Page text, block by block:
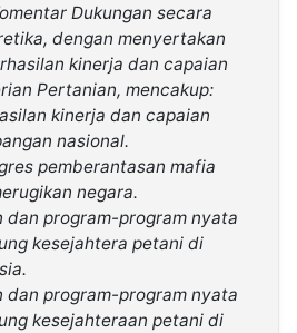
Dukungan secara
dengan menyertakan
kinerja dan capaian
Pertanian, mencakup:
kinerja dan capaian
nasional.
pemberantasan mafia
negara.
dan program-program nyata
kesejahtera petani di
dan program-program nyata
kesejahteraan petani di